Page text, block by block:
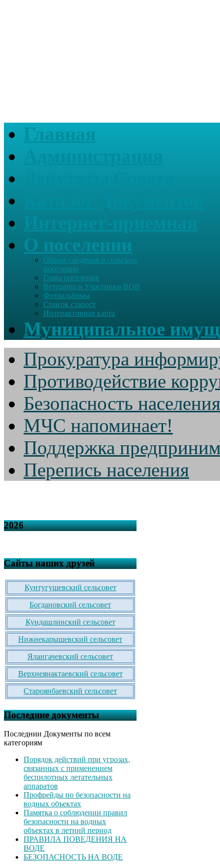
Главная
О поселении
Общие сведения о сельском
поселении
Глава поселения
Ветераны и Участники ВОВ
Фотоальбомы
Список старост
Интерактивная карта
Муниципальное
Прокуратура
Противодействие
Безопасность населения
МЧС напоминает!
Поддержка
Перепись населения
2026
Сайты наших друзей
Кунтугушевский сельсовет
Богдановский сельсовет
Кундашлинский сельсовет
Нижнекарышевский сельсовет
Ялангачевский сельсовет
Верхнеянактаевский сельсовет
Староянбаевский сельсовет
Последние документы
Последнии Документы по всем
категориям
Порядок действий при угрозах,
связанных с применением
беспилотных летательных
аппаратов
Профрейды по безопасности на
водных объектах
Памятка о соблюдении правил
безопасности на водных
объектах в летний период
ПРАВИЛА ПОВЕДЕНИЯ НА
ВОДЕ
БЕЗОПАСНОСТЬ НА ВОДЕ